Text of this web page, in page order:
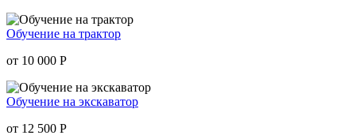
Обучение на трактор
от 10 000 Р
Обучение на экскаватор
от 12 500 Р